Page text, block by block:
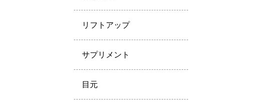
リフトアップ
サプリメント
目元